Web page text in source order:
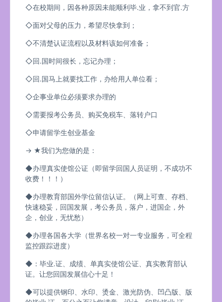
◇在校期间，因各种原因未能顺利毕.业，拿不到官.方
◇面对父母的压力，希望尽快拿到；
◇不清楚认证流程以及材料该如何准备；
◇回.国时间很长，忘记办理；
◇回.国马上就要找工作，办给用人单位看；
◇企事业单位必须要求办理的
◇需要报考公务员、购买免税车、落转户口
◇申请留学生创业基金
→ ★我们为您做的是：
◆办理真实使馆公证（即留学回国人员证明，不成功不
收费！！！）
◆办理教育部国外学位留信认证。（网上可查、存档、
快速稳妥，回国发展，考公务员，落户，进国企，外
企，创业，无忧愁）
◆办理各国各大学（世界名校一对一专业服务，可全程
监控跟踪进度）
◆：毕业.证、成绩、单真实使馆公证、真实教育部认
证。让您回国发展信心十足！
◆可以提供钢印、水印、烫金、激光防伪、凹凸版、版